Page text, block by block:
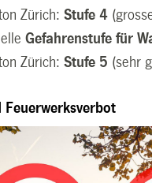
Zürich:Stufe 4
Gefahrenstufe für
Zürich: Stufe 5 (sehr
Feuerwerksverbot